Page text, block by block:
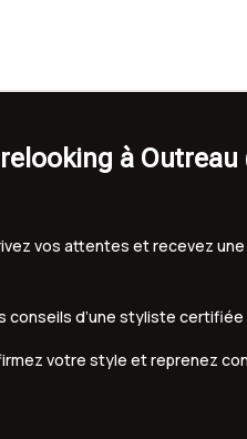
à
vos attentes et recevez
conseils d’une styliste
votre style et reprenez